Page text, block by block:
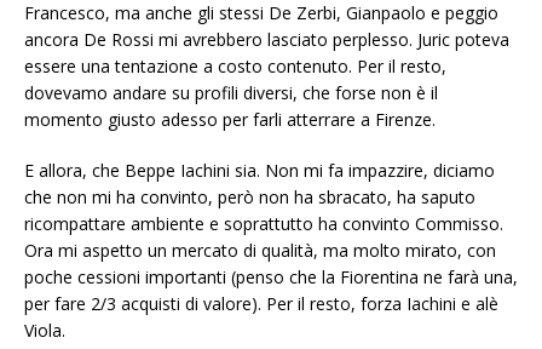
Francesco, ma anche gli stessi De Zerbi, Gianpaolo e peggio
ancora De Rossi mi avrebbero lasciato perplesso. Juric poteva
essere una tentazione a costo contenuto. Per il resto,
dovevamo andare su profili diversi, che forse non è il
momento giusto adesso per farli atterrare a Firenze.
E allora, che Beppe Iachini sia. Non mi fa impazzire, diciamo
che non mi ha convinto, però non ha sbracato, ha saputo
ricompattare ambiente e soprattutto ha convinto Commisso.
Ora mi aspetto un mercato di qualità, ma molto mirato, con
poche cessioni importanti (penso che la Fiorentina ne farà una,
per fare 2/3 acquisti di valore). Per il resto, forza Iachini e alè
Viola.